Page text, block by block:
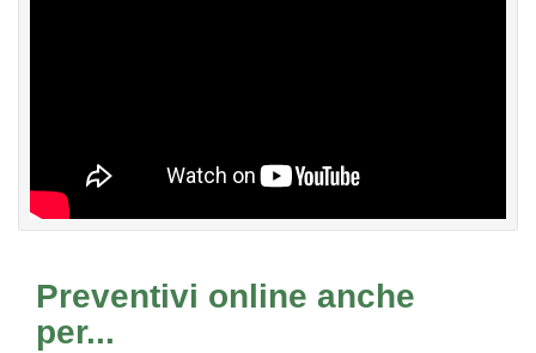
Preventivi online anche
per...